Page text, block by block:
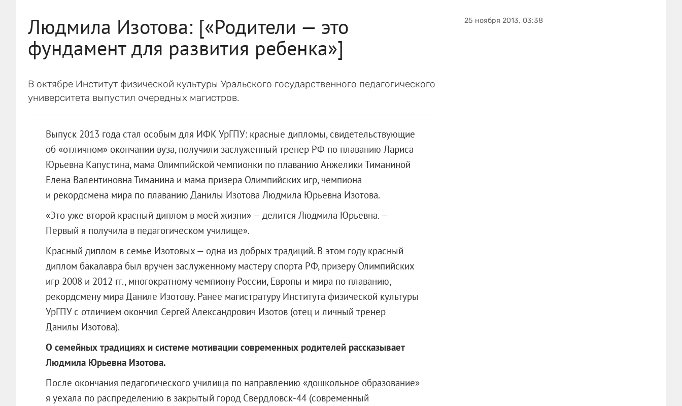
Людмила Изотова: [«Родители — это
фундамент для развития ребенка»]
В октябре Институт физической культуры Уральского государственного педагогического
университета выпустил очередных магистров.
Выпуск 2013 года стал особым для ИФК УрГПУ: красные дипломы, свидетельствующие
об «отличном» окончании вуза, получили заслуженный тренер РФ по плаванию Лариса
Юрьевна Капустина, мама Олимпийской чемпионки по плаванию Анжелики Тиманиной
Елена Валентиновна Тиманина и мама призера Олимпийских игр, чемпиона
и рекордсмена мира по плаванию Данилы Изотова Людмила Юрьевна Изотова.
«Это уже второй красный диплом в моей жизни» — делится Людмила Юрьевна. —
Первый я получила в педагогическом училище».
Красный диплом в семье Изотовых — одна из добрых традиций. В этом году красный
диплом бакалавра был вручен заслуженному мастеру спорта РФ, призеру Олимпийских
игр 2008 и 2012 гг., многократному чемпиону России, Европы и мира по плаванию,
рекордсмену мира Даниле Изотову. Ранее магистратуру Института физической культуры
УрГПУ с отличием окончил Сергей Александрович Изотов (отец и личный тренер
Данилы Изотова).
О семейных традициях и системе мотивации современных родителей рассказывает
Людмила Юрьевна Изотова.
После окончания педагогического училища по направлению «дошкольное образование»
я уехала по распределению в закрытый город Свердловск-44 (современный
25 ноября 2013, 03:38